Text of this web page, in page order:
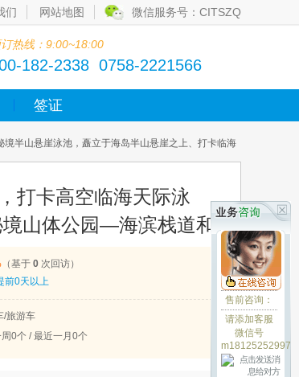
微信服务号：CITSZQ
们 网站地图
热线：9:00~18:00
182-2338 0758-2221566
签证
售前咨询：
请添加客服
微信号
m18125252997
半山悬崖泳池，矗立于海岛半山悬崖之上、打卡临海
打卡高空临海天际泳
山体公园—海滨栈道和
山悬崖泳池，矗立于海
边观山海一边泡汤泉、
海陵岛北洛秘境度假区
（基于 0 次回访）
前0天以上
/旅游车
0个 / 最近一月 0个